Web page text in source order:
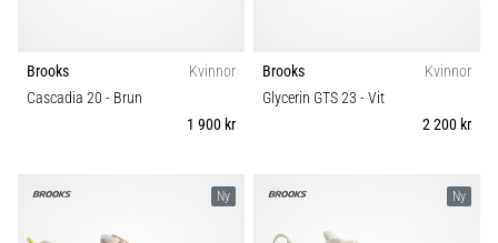
Brooks
Kvinnor
Cascadia 20 - Brun
1 900 kr
Brooks
Kvinnor
Glycerin GTS 23 - Vit
2 200 kr
Ny Ny